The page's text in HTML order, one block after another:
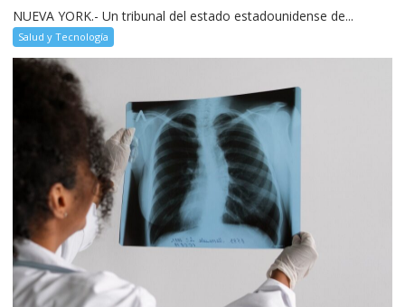
NUEVA YORK.- Un tribunal del estado estadounidense de...
Salud y Tecnología